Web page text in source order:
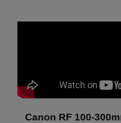
Canon RF 100-